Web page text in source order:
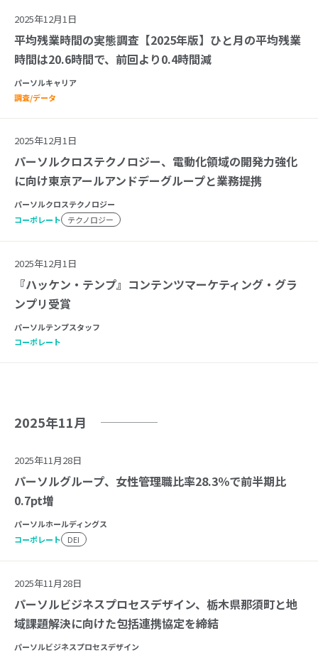
2025年12月1日
平均残業時間の実態調査【2025年版】ひと月の平均残業
時間は20.6時間で、前回より0.4時間減
パーソルキャリア
調査/データ
2025年12月1日
パーソルクロステクノロジー、電動化領域の開発力強化
に向け東京アールアンドデーグループと業務提携
パーソルクロステクノロジー
コーポレート
テクノロジー
2025年12月1日
『ハッケン・テンプ』コンテンツマーケティング・グラ
ンプリ受賞
パーソルテンプスタッフ
コーポレート
2025年11月
2025年11月28日
パーソルグループ、女性管理職比率28.3％で前半期比
0.7pt増
パーソルホールディングス
コーポレート
DEI
2025年11月28日
パーソルビジネスプロセスデザイン、栃木県那須町と地
域課題解決に向けた包括連携協定を締結
パーソルビジネスプロセスデザイン